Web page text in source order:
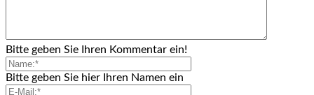
Bitte geben Sie Ihren Kommentar ein!
Bitte geben Sie hier Ihren Namen ein